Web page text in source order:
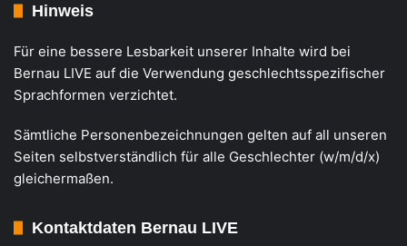
Hinweis
Für eine bessere Lesbarkeit unserer Inhalte wird bei
Bernau LIVE auf die Verwendung geschlechtsspezifischer
Sprachformen verzichtet.
Sämtliche Personenbezeichnungen gelten auf all unseren
Seiten selbstverständlich für alle Geschlechter (w/m/d/x)
gleichermaßen.
Kontaktdaten Bernau LIVE